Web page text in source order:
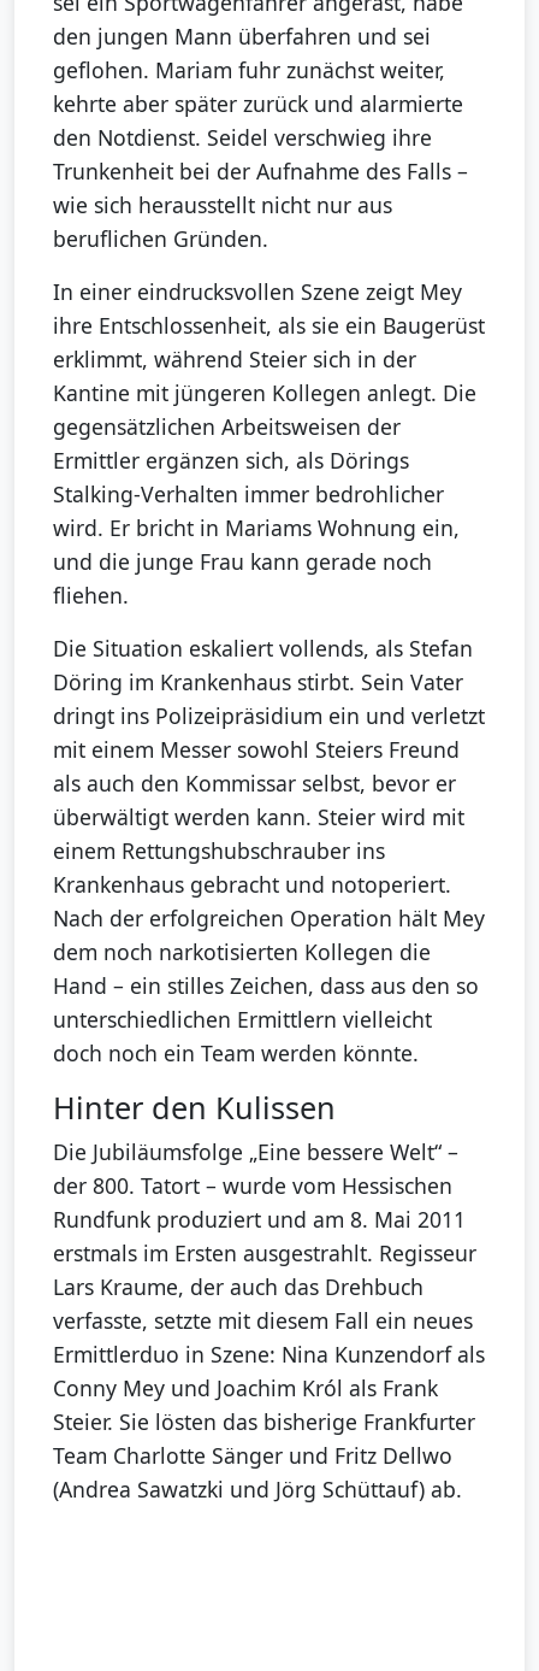
den jungen Mann überfahren und sei
geflohen. Mariam fuhr zunächst weiter,
kehrte aber später zurück und alarmierte
den Notdienst. Seidel verschwieg ihre
Trunkenheit bei der Aufnahme des Falls –
wie sich herausstellt nicht nur aus
beruflichen Gründen.
In einer eindrucksvollen Szene zeigt Mey
ihre Entschlossenheit, als sie ein Baugerüst
erklimmt, während Steier sich in der
Kantine mit jüngeren Kollegen anlegt. Die
gegensätzlichen Arbeitsweisen der
Ermittler ergänzen sich, als Dörings
Stalking-Verhalten immer bedrohlicher
wird. Er bricht in Mariams Wohnung ein,
und die junge Frau kann gerade noch
fliehen.
Die Situation eskaliert vollends, als Stefan
Döring im Krankenhaus stirbt. Sein Vater
dringt ins Polizeipräsidium ein und verletzt
mit einem Messer sowohl Steiers Freund
als auch den Kommissar selbst, bevor er
überwältigt werden kann. Steier wird mit
einem Rettungshubschrauber ins
Krankenhaus gebracht und notoperiert.
Nach der erfolgreichen Operation hält Mey
dem noch narkotisierten Kollegen die
Hand – ein stilles Zeichen, dass aus den so
unterschiedlichen Ermittlern vielleicht
doch noch ein Team werden könnte.
Hinter den Kulissen
Die Jubiläumsfolge „Eine bessere Welt“ –
der 800. Tatort – wurde vom Hessischen
Rundfunk produziert und am 8. Mai 2011
erstmals im Ersten ausgestrahlt. Regisseur
Lars Kraume, der auch das Drehbuch
verfasste, setzte mit diesem Fall ein neues
Ermittlerduo in Szene: Nina Kunzendorf als
Conny Mey und Joachim Król als Frank
Steier. Sie lösten das bisherige Frankfurter
Team Charlotte Sänger und Fritz Dellwo
(Andrea Sawatzki und Jörg Schüttauf) ab.